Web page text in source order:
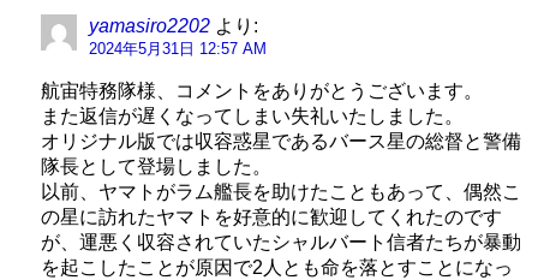
yamasiro2202 より:
2024年5月31日 12:57 AM
航宙特務隊様、コメントをありがとうございます。
また返信が遅くなってしまい失礼いたしました。
オリジナル版では収容惑星であるバース星の総督と警備
隊長として登場しました。
以前、ヤマトがラム艦長を助けたこともあって、偶然こ
の星に訪れたヤマトを好意的に歓迎してくれたのです
が、運悪く収容されていたシャルバート信者たちが暴動
を起こしたことが原因で2人とも命を落とすことになっ